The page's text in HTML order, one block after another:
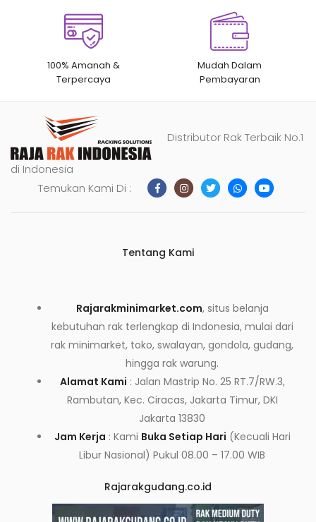
100% Amanah &
Terpercaya
Mudah Dalam
Pembayaran
Distributor Rak Terbaik No.1
di Indonesia
Temukan Kami Di :
Tentang Kami
Rajarakminimarket.com, situs belanja
kebutuhan rak terlengkap di Indonesia, mulai dari
rak minimarket, toko, swalayan, gondola, gudang,
hingga rak warung.
Alamat Kami : Jalan Mastrip No. 25 RT.7/RW.3,
Rambutan, Kec. Ciracas, Jakarta Timur, DKI
Jakarta 13830
Jam Kerja : Kami Buka Setiap Hari (Kecuali Hari
Libur Nasional) Pukul 08.00 – 17.00 WIB
Rajarakgudang.co.id